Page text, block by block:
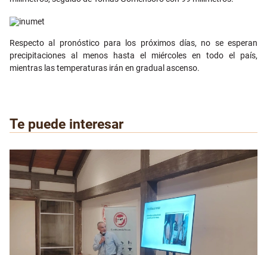
Respecto al pronóstico para los próximos días, no se esperan
precipitaciones al menos hasta el miércoles en todo el país,
mientras las temperaturas irán en gradual ascenso.
Te puede interesar